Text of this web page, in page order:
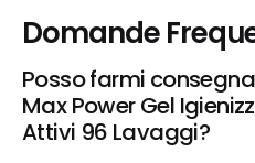
Domande
Posso farmi
Max Power Gel
Attivi 96 Lavaggi?